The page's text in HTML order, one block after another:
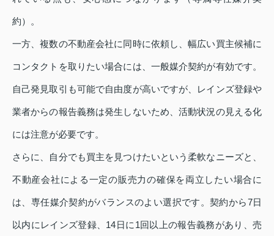
約）。
一方、複数の不動産会社に同時に依頼し、幅広い買主候補に
コンタクトを取りたい場合には、一般媒介契約が有効です。
自己発見取引も可能で自由度が高いですが、レインズ登録や
業者からの報告義務は発生しないため、活動状況の見える化
には注意が必要です。
さらに、自分でも買主を見つけたいという柔軟なニーズと、
不動産会社による一定の販売力の確保を両立したい場合に
は、専任媒介契約がバランスのよい選択です。契約から7日
以内にレインズ登録、14日に1回以上の報告義務があり、売